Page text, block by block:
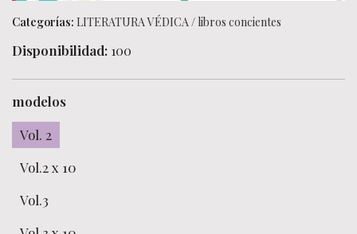
Categorías: LITERATURA VÉDICA/ libros concientes
Disponibilidad: 100
modelos
Vol. 2
Vol.2 x 10
Vol.3